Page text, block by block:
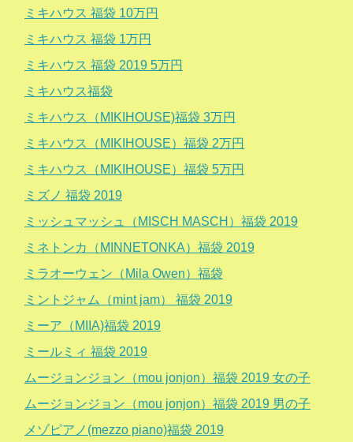
ミキハウス 福袋 10万円
ミキハウス 福袋 1万円
ミキハウス 福袋 2019 5万円
ミキハウス福袋
ミキハウス（MIKIHOUSE)福袋 3万円
ミキハウス（MIKIHOUSE）福袋 2万円
ミキハウス（MIKIHOUSE）福袋 5万円
ミズノ 福袋 2019
ミッシュマッシュ（MISCH MASCH）福袋 2019
ミネトンカ（MINNETONKA）福袋 2019
ミラオーウェン（Mila Owen）福袋
ミントジャム（mint jam） 福袋 2019
ミーア（MIIA)福袋 2019
ミールミィ 福袋 2019
ムージョンジョン（mou jonjon）福袋 2019 女の子
ムージョンジョン（mou jonjon）福袋 2019 男の子
メゾピアノ(mezzo piano)福袋 2019